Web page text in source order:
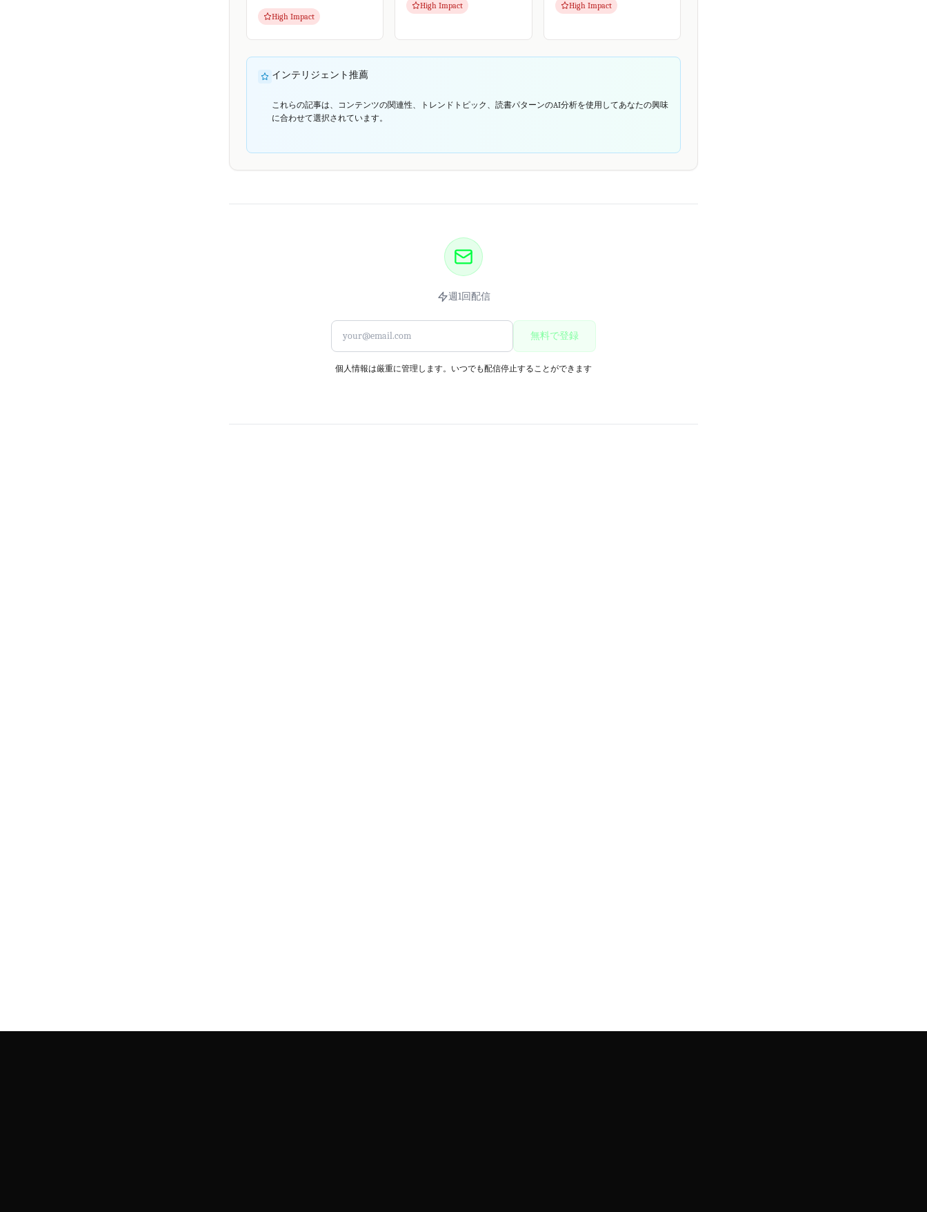
によると、Claudeの有...
High Impact
AIエージェントをビジネスに
High Impact
スプロジェクトとして存続。
High Impact
インテリジェント推薦
これらの記事は、コンテンツの関連性、トレンドトピック、読書パターンのAI分析を使用してあなたの興味
に合わせて選択されています。
週1回配信
無料で登録
個人情報は厳重に管理します。いつでも配信停止することができます